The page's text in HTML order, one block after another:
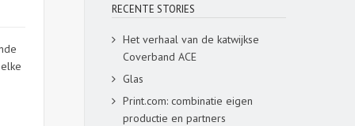
RECENTE STORIES
Het verhaal van de katwijkse
Coverband ACE
Glas
Print.com: combinatie eigen
productie en partners